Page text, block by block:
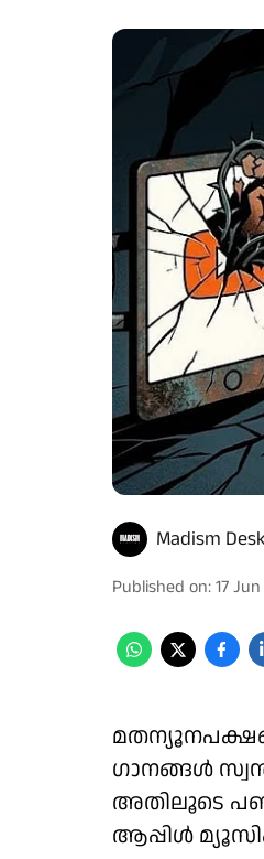
Madism
Published on:17
ഗാനങ്ങള്‍
അതിലൂടെ
ആപ്പിള്‍